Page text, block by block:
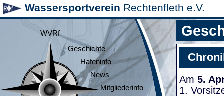
Wassersportverein Rechtenfleth e.V.
WVRf
Geschichte
Hafeninfo
News
Mitgliederinfo
Am 5.
1.